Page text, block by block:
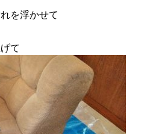
を浮かせて
て